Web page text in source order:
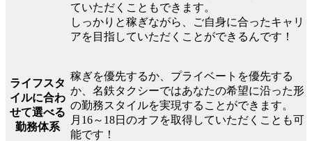
ていただくこともできます。
しっかりと稼ぎながら、ご自身に合ったキャリ
アを目指していただくことができるんです！
ライフスタ
イルに合わ
せて選べる
勤務体系
稼ぎを優先するか、プライベートを優先する
か、名鉄タクシーではあなたの希望に沿った形
の勤務スタイルを実現することができます。
月16～18日のオフを取得していただくことも可
能です！